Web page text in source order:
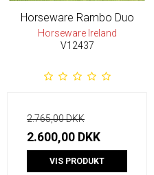
Horseware Rambo Duo
Horseware Ireland
V12437
2.765,00 DKK
2.600,00 DKK
VIS PRODUKT